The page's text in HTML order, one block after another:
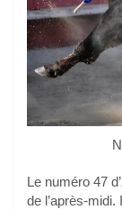
Le numéro 47 d’
de l’après-midi.